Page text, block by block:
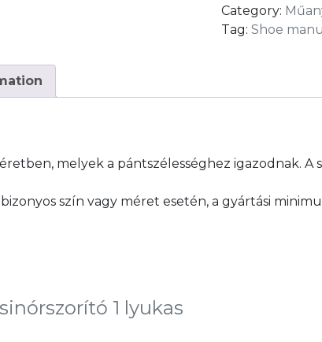
Category:
Tag:Shoe
melyek a pántszélességhez igazodnak. A
szín vagy méret esetén, a gyártási
1 lyukas